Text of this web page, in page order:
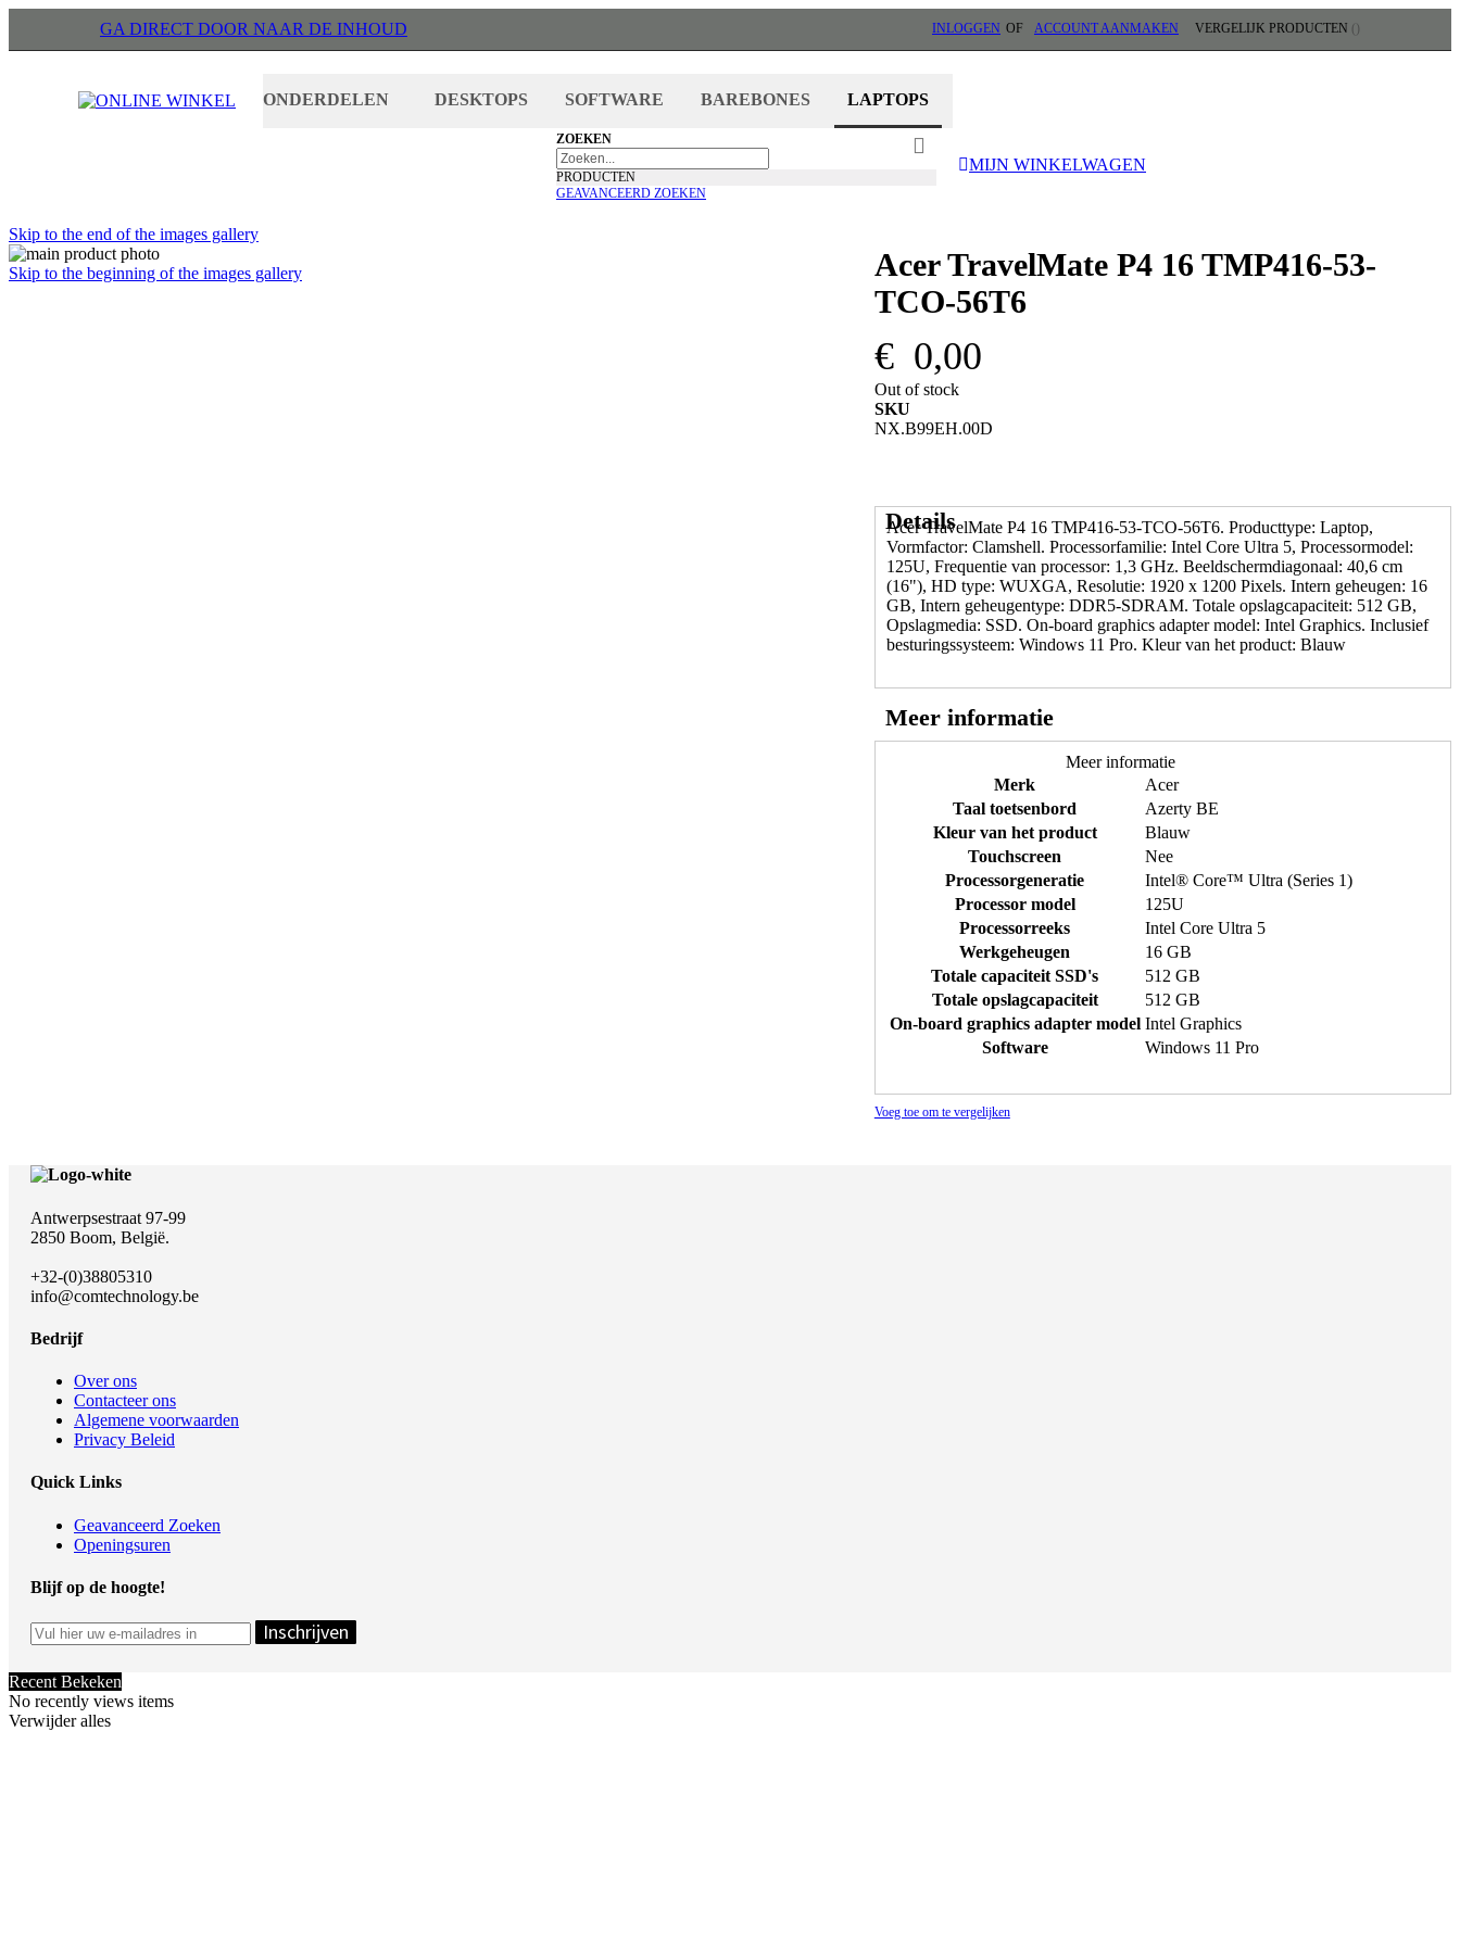
VERGELIJK PRODUCTEN
GA DIRECT DOOR NAAR DE INHOUD INLOGGEN ACCOUNT AANMAKEN
ONDERDELEN DESKTOPS SOFTWARE BAREBONES LAPTOPS
ZOEKEN
ZOEKEN
PRODUCTEN
GEAVANCEERD ZOEKEN
ZOEKEN
MIJN WINKELWAGEN
Skip to the end of the images gallery
Skip to the beginning of the images gallery
Acer TravelMate P4 16 TMP416-53-
TCO-56T6
€ 0,00
Out of stock
SKU
NX.B99EH.00D
Details
Acer TravelMate P4 16 TMP416-53-TCO-56T6. Producttype: Laptop,
Vormfactor: Clamshell. Processorfamilie: Intel Core Ultra 5, Processormodel:
125U, Frequentie van processor: 1,3 GHz. Beeldschermdiagonaal: 40,6 cm
(16"), HD type: WUXGA, Resolutie: 1920 x 1200 Pixels. Intern geheugen: 16
GB, Intern geheugentype: DDR5-SDRAM. Totale opslagcapaciteit: 512 GB,
Opslagmedia: SSD. On-board graphics adapter model: Intel Graphics. Inclusief
besturingssysteem: Windows 11 Pro. Kleur van het product: Blauw
Meer informatie
Meer informatie
Merk
Acer
Taal toetsenbord
Azerty BE
Kleur van het product
Blauw
Touchscreen
Nee
Processorgeneratie
Intel® Core™ Ultra (Series 1)
Processor model
125U
Processorreeks
Intel Core Ultra 5
Werkgeheugen
16 GB
Totale capaciteit SSD's
512 GB
Totale opslagcapaciteit
512 GB
On-board graphics adapter model Intel Graphics
Software
Windows 11 Pro
Voeg toe om te vergelijken
Antwerpsestraat 97-99
2850 Boom, België.
+32-(0)38805310
info@comtechnology.be
Bedrijf
Over ons
Contacteer ons
Algemene voorwaarden
Privacy Beleid
Quick Links
Geavanceerd Zoeken
Openingsuren
Blijf op de hoogte!
Inschrijven
Recent Bekeken
No recently views items
Verwijder alles